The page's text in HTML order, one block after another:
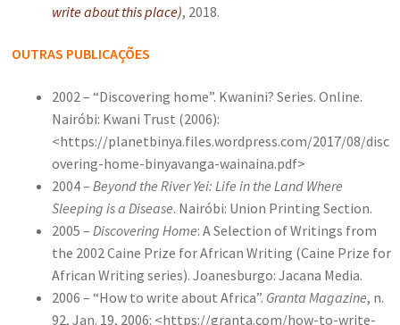
write about this place), 2018.
OUTRAS PUBLICAÇÕES
2002 – “Discovering home”. Kwanini? Series. Online.
Nairóbi: Kwani Trust (2006):
<https://planetbinya.files.wordpress.com/2017/08/disc
overing-home-binyavanga-wainaina.pdf>
2004 – Beyond the River Yei: Life in the Land Where
Sleeping is a Disease. Nairóbi: Union Printing Section.
2005 – Discovering Home: A Selection of Writings from
the 2002 Caine Prize for African Writing (Caine Prize for
African Writing series). Joanesburgo: Jacana Media.
2006 – “How to write about Africa”. Granta Magazine, n.
92, Jan. 19, 2006: <https://granta.com/how-to-write-